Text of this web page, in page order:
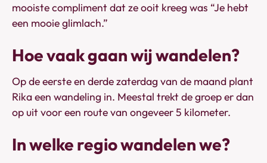
mooiste compliment dat ze ooit kreeg was “Je hebt
een mooie glimlach.”
Hoe vaak gaan wij wandelen?
Op de eerste en derde zaterdag van de maand plant
Rika een wandeling in. Meestal trekt de groep er dan
op uit voor een route van ongeveer 5 kilometer.
In welke regio wandelen we?